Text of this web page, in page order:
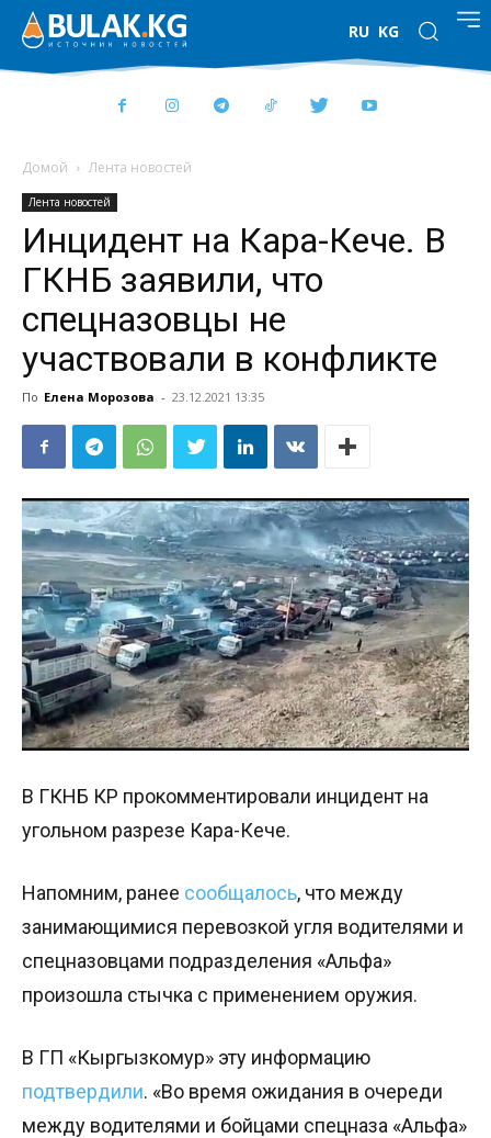
RU KG
Домой Лента новостей
Лента новостей
Инцидент на Кара-Кече. В
ГКНБ заявили, что
спецназовцы не
участвовали в конфликте
По Елена Морозова - 23.12.2021 13:35
В ГКНБ КР прокомментировали инцидент на
угольном разрезе Кара-Кече.
Напомним, ранее сообщалось, что между
занимающимися перевозкой угля водителями и
спецназовцами подразделения «Альфа»
произошла стычка с применением оружия.
В ГП «Кыргызкомур» эту информацию
подтвердили. «Во время ожидания в очереди
между водителями и бойцами спецназа «Альфа»